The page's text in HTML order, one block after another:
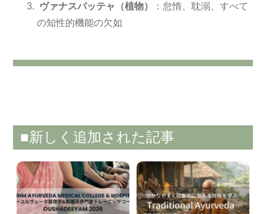
ヴァナスパッテャ（植物）
：怠惰、耽溺、すべて
の知性的機能の欠如
■新しく追加された記事